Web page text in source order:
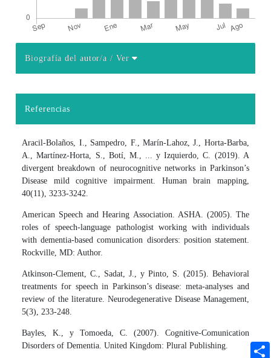
Biografía del autor/a/ Ver
Referencias
Aracil-Bolaños, I., Sampedro, F., Marín-Lahoz, J., Horta-Barba,
A., Martínez-Horta, S., Botí, M., ... y Izquierdo, C. (2019). A
divergent breakdown of neurocognitive networks in Parkinson’s
Disease mild cognitive impairment. Human brain mapping,
40(11), 3233-3242.
American Speech and Hearing Association. ASHA. (2005). The
roles of speech-language pathologist working with individuals
with dementia-based comunication disorders: position statement.
Rockville, MD: Author.
Atkinson-Clement, C., Sadat, J., y Pinto, S. (2015). Behavioral
treatments for speech in Parkinson’s disease: meta-analyses and
review of the literature. Neurodegenerative Disease Management,
5(3), 233-248.
Bayles, K., y Tomoeda, C. (2007). Cognitive-Comunication
Disorders of Dementia. United Kingdom: Plural Publishing.